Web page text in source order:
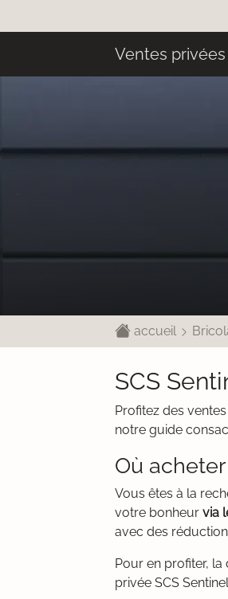
Ventes
accueil
SCS
Profitez des
notre guide
Où
Vous êtes à la
votre bonheur via
avec des
Pour en profiter,
privée SCS